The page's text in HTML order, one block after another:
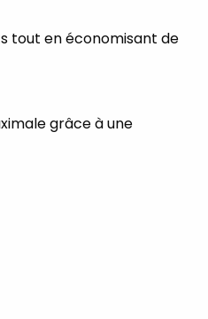
tout en économisant de
grâce à une